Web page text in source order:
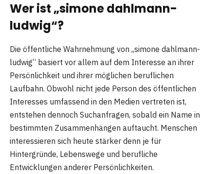
Wer ist „simone dahlmann-
ludwig“?
Die öffentliche Wahrnehmung von „simone dahlmann-
ludwig“ basiert vor allem auf dem Interesse an ihrer
Persönlichkeit und ihrer möglichen beruflichen
Laufbahn. Obwohl nicht jede Person des öffentlichen
Interesses umfassend in den Medien vertreten ist,
entstehen dennoch Suchanfragen, sobald ein Name in
bestimmten Zusammenhängen auftaucht. Menschen
interessieren sich heute stärker denn je für
Hintergründe, Lebenswege und berufliche
Entwicklungen anderer Persönlichkeiten.